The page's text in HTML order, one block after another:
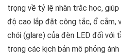
trọng về tỷ lệ nhân trắc học,
độ cao lắp đặt công tắc, ổ cắm,
chói (glare) của đèn LED đối với
trong các kịch bản mô phỏng